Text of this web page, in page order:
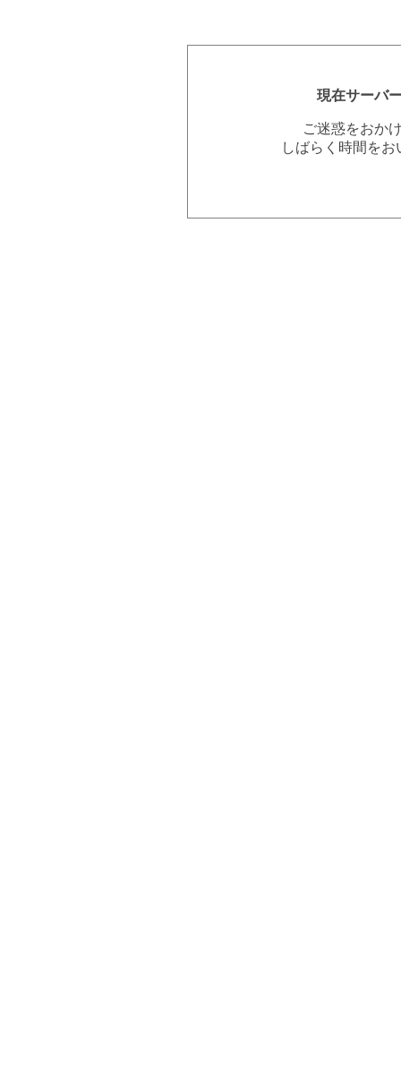
現在サーバ
ご迷惑をおか
しばらく時間を